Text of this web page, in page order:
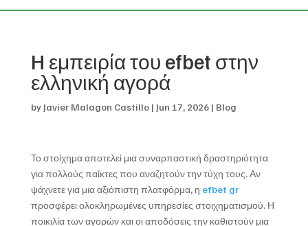
H εμπειρία του efbet στην
ελληνική αγορά
by Javier Malagon Castillo| Jun 17, 2026| Blog
Το στοίχημα αποτελεί μια συναρπαστική δραστηριότητα
για πολλούς παίκτες που αναζητούν την τύχη τους. Αν
ψάχνετε για μια αξιόπιστη πλατφόρμα, η efbet gr
προσφέρει ολοκληρωμένες υπηρεσίες στοιχηματισμού. Η
ποικιλία των αγορών και οι αποδόσεις την καθιστούν μια